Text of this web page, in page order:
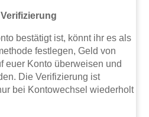
bestätigt ist, könnt ihr es als
festlegen, Geld von
euer Konto überweisen und
Die Verifizierung ist
bei Kontowechsel wiederholt